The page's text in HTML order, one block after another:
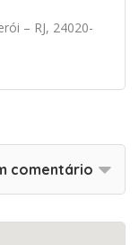
– RJ, 24020-
comentário